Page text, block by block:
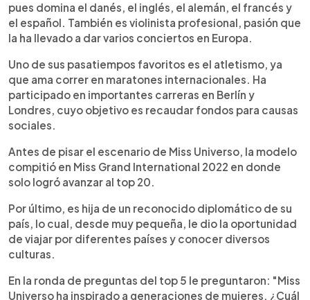
pues domina el danés, el inglés, el alemán, el francés y
el español. También es violinista profesional, pasión que
la ha llevado a dar varios conciertos en Europa.
Uno de sus pasatiempos favoritos es el atletismo, ya
que ama correr en maratones internacionales. Ha
participado en importantes carreras en Berlín y
Londres, cuyo objetivo es recaudar fondos para causas
sociales.
Antes de pisar el escenario de Miss Universo, la modelo
compitió en Miss Grand International 2022 en donde
solo logró avanzar al top 20.
Por último, es hija de un reconocido diplomático de su
país, lo cual, desde muy pequeña, le dio la oportunidad
de viajar por diferentes países y conocer diversos
culturas.
En la ronda de preguntas del top 5 le preguntaron: "Miss
Universo ha inspirado a generaciones de mujeres. ¿Cuál